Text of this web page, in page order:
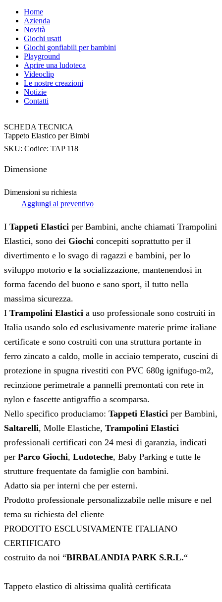
Home
Azienda
Novità
Giochi usati
Giochi gonfiabili per bambini
Playground
Aprire una ludoteca
Videoclip
Le nostre creazioni
Notizie
Contatti
SCHEDA TECNICA
Tappeto Elastico per Bimbi
SKU: Codice: TAP 118
Dimensione
Dimensioni su richiesta
Aggiungi al preventivo
I Tappeti Elastici per Bambini, anche chiamati Trampolini
Elastici, sono dei Giochi concepiti soprattutto per il
divertimento e lo svago di ragazzi e bambini, per lo
sviluppo motorio e la socializzazione, mantenendosi in
forma facendo del buono e sano sport, il tutto nella
massima sicurezza.
I Trampolini Elastici a uso professionale sono costruiti in
Italia usando solo ed esclusivamente materie prime italiane
certificate e sono costruiti con una struttura portante in
ferro zincato a caldo, molle in acciaio temperato, cuscini di
protezione in spugna rivestiti con PVC 680g ignifugo-m2,
recinzione perimetrale a pannelli premontati con rete in
nylon e fascette antigraffio a scomparsa.
Nello specifico produciamo: Tappeti Elastici per Bambini,
Saltarelli, Molle Elastiche, Trampolini Elastici
professionali certificati con 24 mesi di garanzia, indicati
per Parco Giochi, Ludoteche, Baby Parking e tutte le
strutture frequentate da famiglie con bambini.
Adatto sia per interni che per esterni.
Prodotto professionale personalizzabile nelle misure e nel
tema su richiesta del cliente
PRODOTTO ESCLUSIVAMENTE ITALIANO
CERTIFICATO
costruito da noi “BIRBALANDIA PARK S.R.L.“
Tappeto elastico di altissima qualità certificata